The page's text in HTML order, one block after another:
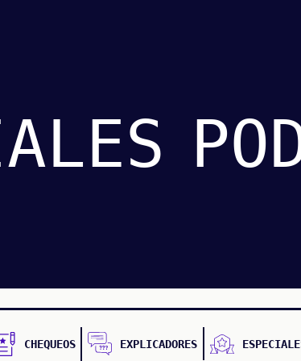
CHEQUEOS EXPLICADORES